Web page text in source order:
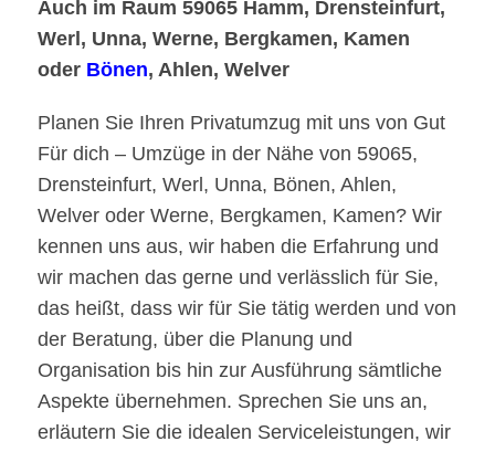
Auch im Raum 59065 Hamm, Drensteinfurt,
Werl, Unna, Werne, Bergkamen, Kamen
oder Bönen, Ahlen, Welver
Planen Sie Ihren Privatumzug mit uns von Gut
Für dich – Umzüge in der Nähe von 59065,
Drensteinfurt, Werl, Unna, Bönen, Ahlen,
Welver oder Werne, Bergkamen, Kamen? Wir
kennen uns aus, wir haben die Erfahrung und
wir machen das gerne und verlässlich für Sie,
das heißt, dass wir für Sie tätig werden und von
der Beratung, über die Planung und
Organisation bis hin zur Ausführung sämtliche
Aspekte übernehmen. Sprechen Sie uns an,
erläutern Sie die idealen Serviceleistungen, wir